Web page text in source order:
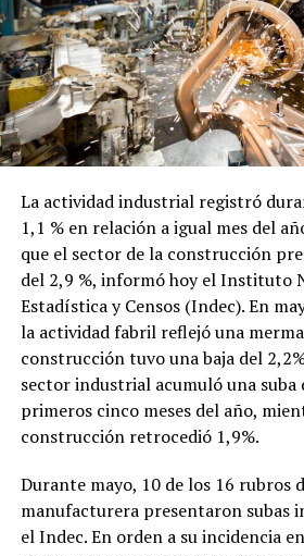
La actividad industrial registró
1,1 % en relación a igual mes del
que el sector de la construcción
del 2,9 %, informó hoy el Instituto
Estadística y Censos (Indec). En
la actividad fabril reflejó una
construcción tuvo una baja del
sector industrial acumuló una suba
primeros cinco meses del año,
construcción retrocedió 1,9%.
Durante mayo, 10 de los 16 rubros
manufacturera presentaron subas
el Indec. En orden a su incidencia